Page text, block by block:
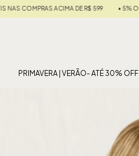
• 5% OFF NO PIX • EM ATÉ 6X SEM JUROS •
PRIMAVERA | VERÃO- ATÉ 30% OFF